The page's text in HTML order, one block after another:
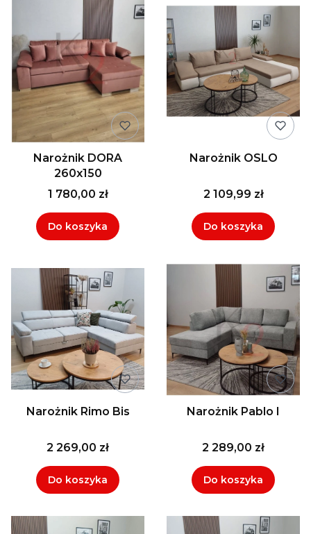
Narożnik DORA
260x150
1 780,00 zł
Do koszyka
Narożnik OSLO
2 109,99 zł
Do koszyka
Narożnik Rimo Bis
2 269,00 zł
Do koszyka
Narożnik Pablo I
2 289,00 zł
Do koszyka